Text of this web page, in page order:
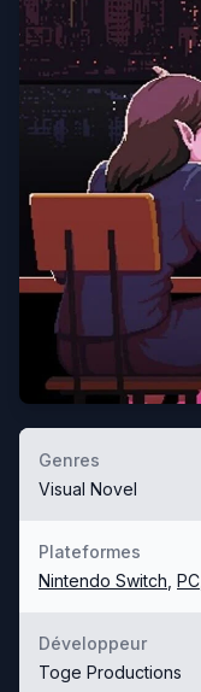
Genres
Visual Novel
Plateformes
Nintendo Switch PC
Développeur
Toge Productions